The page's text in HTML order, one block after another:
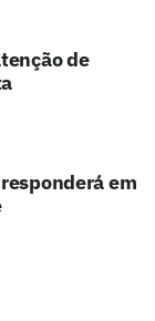
de
em